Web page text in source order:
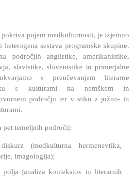
pojem medkulturnosti, je izjemno
sestava programske skupine.
področjih anglistike, amerikanistike,
slavistike, slovenistike in primerjalne
s preučevanjem literarne
s kulturami na nemškem in
področju ter v stiku z južno- in
pet temeljnih področij:
(medkulturna hermenevtika,
imagologija);
polja (analiza kontekstov in literarnih